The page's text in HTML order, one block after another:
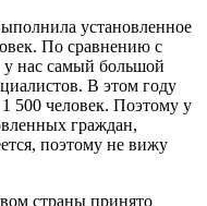
установленное
По сравнению с
нас самый большой
В этом году
500 человек. Поэтому у
граждан,
поэтому не вижу
страны принято